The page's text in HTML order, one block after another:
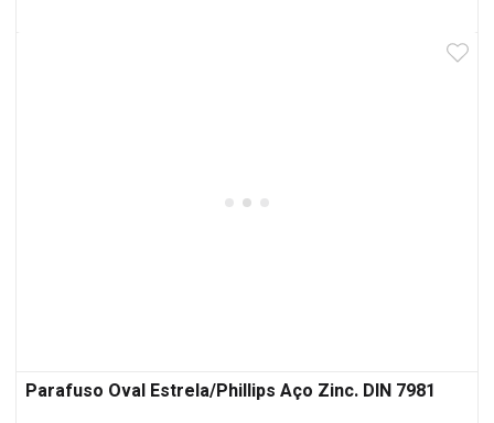
Parafuso Oval Estrela/Phillips Aço Zinc. DIN 7981